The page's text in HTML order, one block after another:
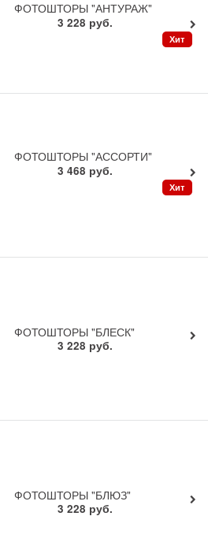
ФОТОШТОРЫ "АНТУРАЖ"
3 228 руб.
Хит
ФОТОШТОРЫ "АССОРТИ"
3 468 руб.
Хит
ФОТОШТОРЫ "БЛЕСК"
3 228 руб.
ФОТОШТОРЫ "БЛЮЗ"
3 228 руб.